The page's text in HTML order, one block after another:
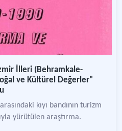
İlleri (Behramkale-
ve Kültürel Değerler"
kıyı bandının turizm
yürütülen araştırma.